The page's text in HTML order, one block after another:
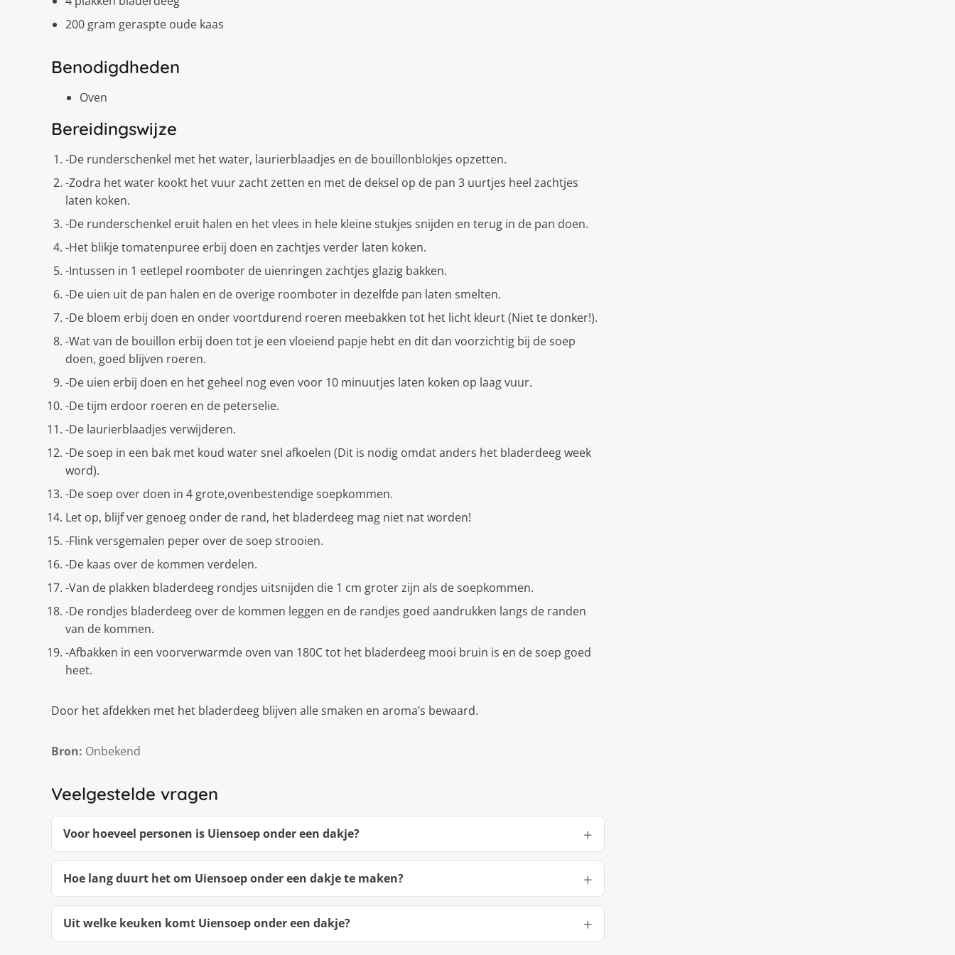
200 gram geraspte oude kaas
Benodigdheden
Oven
Bereidingswijze
-De runderschenkel met het water, laurierblaadjes en de bouillonblokjes opzetten.
-Zodra het water kookt het vuur zacht zetten en met de deksel op de pan 3 uurtjes heel zachtjes
laten koken.
-De runderschenkel eruit halen en het vlees in hele kleine stukjes snijden en terug in de pan doen.
-Het blikje tomatenpuree erbij doen en zachtjes verder laten koken.
-Intussen in 1 eetlepel roomboter de uienringen zachtjes glazig bakken.
-De uien uit de pan halen en de overige roomboter in dezelfde pan laten smelten.
-De bloem erbij doen en onder voortdurend roeren meebakken tot het licht kleurt (Niet te donker!).
-Wat van de bouillon erbij doen tot je een vloeiend papje hebt en dit dan voorzichtig bij de soep
doen, goed blijven roeren.
-De uien erbij doen en het geheel nog even voor 10 minuutjes laten koken op laag vuur.
-De tijm erdoor roeren en de peterselie.
-De laurierblaadjes verwijderen.
-De soep in een bak met koud water snel afkoelen (Dit is nodig omdat anders het bladerdeeg week
word).
-De soep over doen in 4 grote,ovenbestendige soepkommen.
Let op, blijf ver genoeg onder de rand, het bladerdeeg mag niet nat worden!
-Flink versgemalen peper over de soep strooien.
-De kaas over de kommen verdelen.
-Van de plakken bladerdeeg rondjes uitsnijden die 1 cm groter zijn als de soepkommen.
-De rondjes bladerdeeg over de kommen leggen en de randjes goed aandrukken langs de randen
van de kommen.
-Afbakken in een voorverwarmde oven van 180C tot het bladerdeeg mooi bruin is en de soep goed
heet.
Door het afdekken met het bladerdeeg blijven alle smaken en aroma’s bewaard.
Bron: Onbekend
Veelgestelde vragen
Voor hoeveel personen is Uiensoep onder een dakje?
Hoe lang duurt het om Uiensoep onder een dakje te maken?
Uit welke keuken komt Uiensoep onder een dakje?